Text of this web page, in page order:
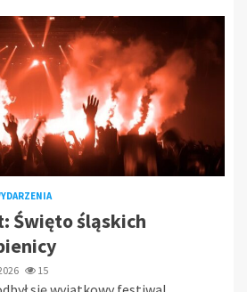
Święto śląskich
15